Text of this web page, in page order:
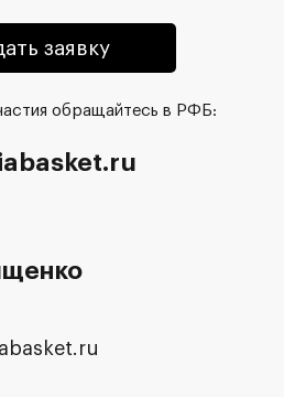
заявку
обращайтесь в РФБ: